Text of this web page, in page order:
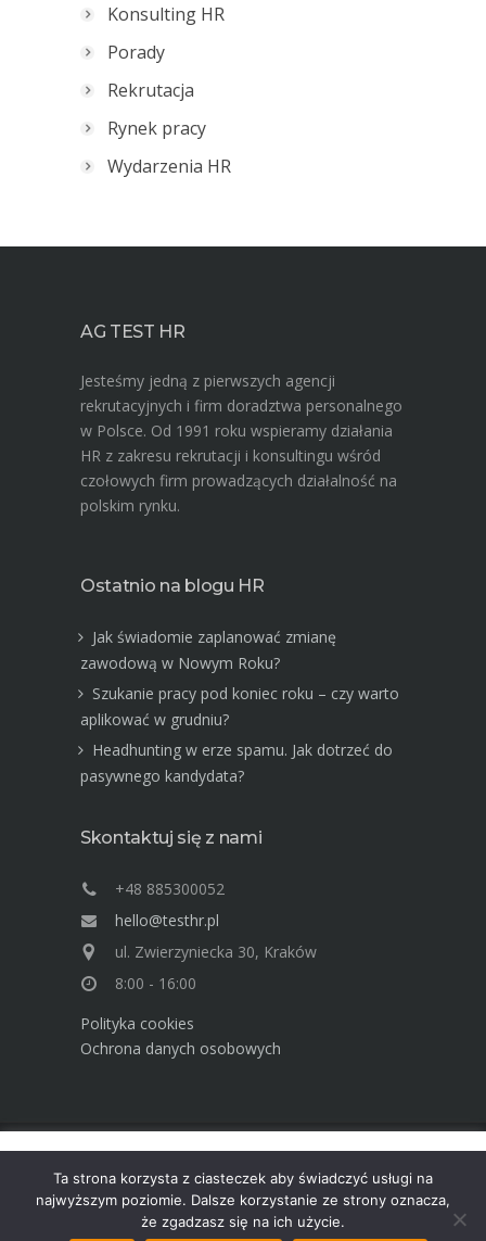
Konsulting HR
Porady
Rekrutacja
Rynek pracy
Wydarzenia HR
AG TEST HR
Jesteśmy jedną z pierwszych agencji
rekrutacyjnych i firm doradztwa personalnego
w Polsce. Od 1991 roku wspieramy działania
HR z zakresu rekrutacji i konsultingu wśród
czołowych firm prowadzących działalność na
polskim rynku.
Ostatnio na blogu HR
Jak świadomie zaplanować zmianę
zawodową w Nowym Roku?
Szukanie pracy pod koniec roku – czy warto
aplikować w grudniu?
Headhunting w erze spamu. Jak dotrzeć do
pasywnego kandydata?
Skontaktuj się z nami
+48 885300052
hello@testhr.pl
ul. Zwierzyniecka 30, Kraków
8:00 - 16:00
Polityka cookies
Ochrona danych osobowych
Advisory Group TEST Human Resources ©
2025
używania. Korzystając ze strony wyrażasz zgodę na używanie
cookies, zgodnie z aktualnymi ustawieniami przeglądarki.
Ta strona korzysta z ciasteczek aby świadczyć usługi na
najwyższym poziomie. Dalsze korzystanie ze strony oznacza,
że zgadzasz się na ich użycie.